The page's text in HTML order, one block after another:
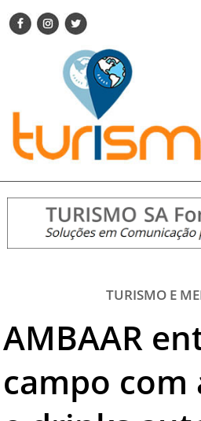
TURISMO SA FOR
DESTINOS
DESTINOS
CITY
TURISMO E
EVENTOS
DICAS
TURISMO SA
TESTADO E
ENCONTRE
TURISMO E
AMBAAR
campo com